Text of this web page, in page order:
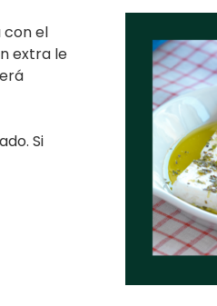
con el
extra le
Si